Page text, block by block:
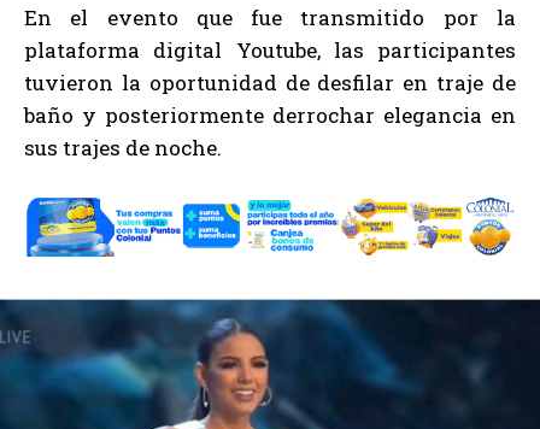
En el evento que fue transmitido por la
plataforma digital Youtube, las participantes
tuvieron la oportunidad de desfilar en traje de
baño y posteriormente derrochar elegancia en
sus trajes de noche.